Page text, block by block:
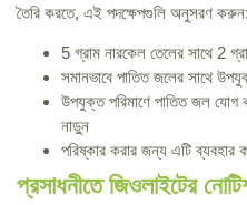
তৈরি করতে, এই পদক্ষেপগুলি অনুসরণ করুন:
5 গ্রাম নারকেল তেলের সাথে 2
সমানভাবে পাতিত জলের সাথে
উপযুক্ত পরিমাণে পাতিত জল যোগ
নাড়ুন
পরিষ্কার করার জন্য এটি ব্যবহার
প্রসাধনীতে জিওলাইটের